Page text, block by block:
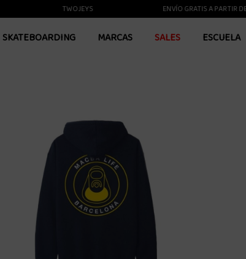
TWOJEYS ENVÍO GRATIS A PARTIR DE 50€
SKATEBOARDING MARCAS SALES ESCUELA